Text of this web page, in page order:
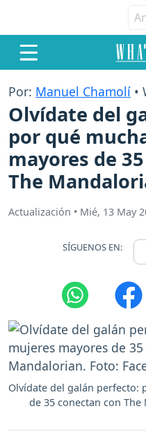
Por: Manuel Chamolí •
Olvídate del
por qué
mayores de
The
Actualización • Mié, 13 May
SÍGUENOS EN:
Olvídate del galán perfecto:
de 35 conectan con